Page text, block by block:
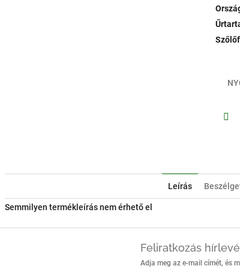
Leírás
Semmilyen termékleírás nem érhető el
Feliratkozás
Adja meg az e-mail címét, és